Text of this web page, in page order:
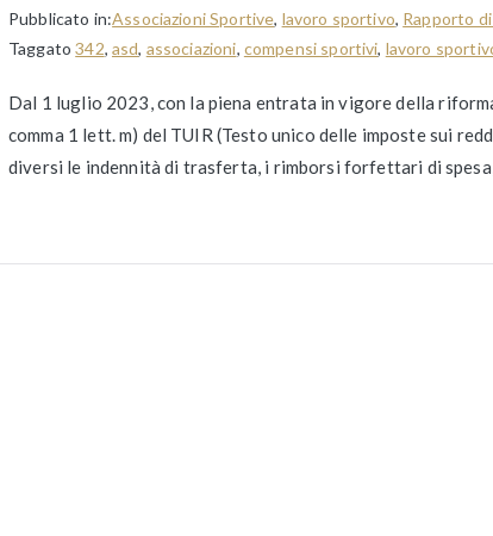
Pubblicato in:Associazioni Sportive, lavoro sportivo, Rapporto
Taggato342, asd, associazioni, compensi sportivi, lavoro
Dal 1 luglio 2023, con la piena entrata in vigore della
comma 1 lett. m) del TUIR (Testo unico delle imposte sui
diversi le indennità di trasferta, i rimborsi forfettari di